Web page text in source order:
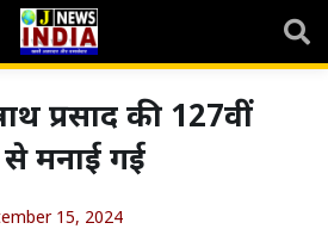
प्रसाद की 127वीं
मनाई गई
15, 2024